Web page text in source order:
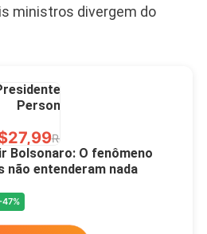
ministros divergem do
Porcelana
Personalizada
R$49,00
Bolsonaro: O fenômeno
não entenderam nada